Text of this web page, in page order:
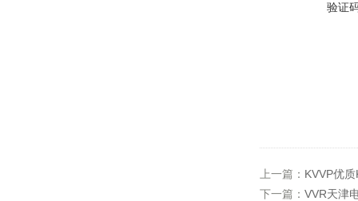
验证
上一篇： KVVP优
下一篇： VVR天津